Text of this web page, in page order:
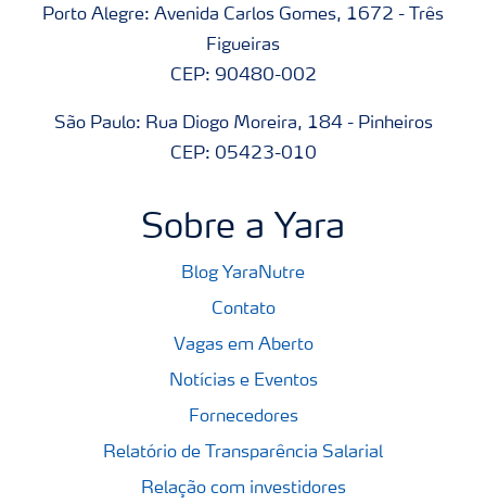
Porto Alegre: Avenida Carlos Gomes, 1672 - Três
Figueiras
CEP: 90480-002
São Paulo: Rua Diogo Moreira, 184 - Pinheiros
CEP: 05423-010
Sobre a Yara
Blog YaraNutre
Contato
Vagas em Aberto
Notícias e Eventos
Fornecedores
Relatório de Transparência Salarial
Relação com investidores